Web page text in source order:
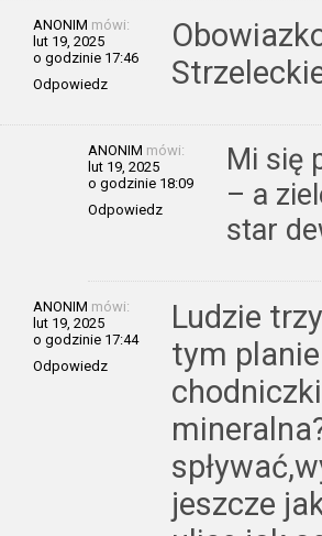
ANONIM mówi:
lut 19, 2025
o godzinie 17:46
Odpowiedz
ANONIM mówi:
lut 19, 2025
o godzinie 18:09
Odpowiedz
Mi się
– a
star
ANONIM mówi:
lut 19, 2025
o godzinie 17:44
Odpowiedz
Ludzie
tym
jeszcze